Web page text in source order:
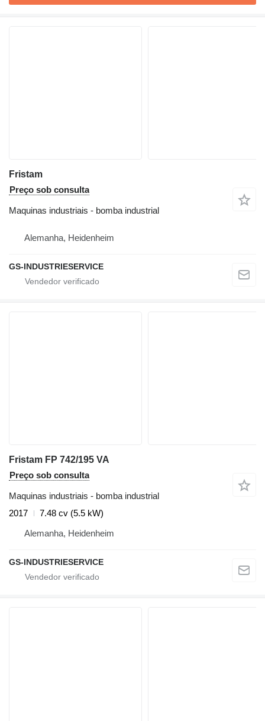
Fristam
Preço sob consulta
Maquinas industriais - bomba industrial
Alemanha, Heidenheim
GS-INDUSTRIESERVICE
Fristam FP 742/195 VA
Preço sob consulta
Maquinas industriais - bomba industrial
2017
7.48 cv (5.5 kW)
Alemanha, Heidenheim
GS-INDUSTRIESERVICE